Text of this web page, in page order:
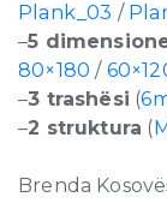
Plank_03 /
–5
80×180/
–3 trashësi (
–2 struktura (
Brenda